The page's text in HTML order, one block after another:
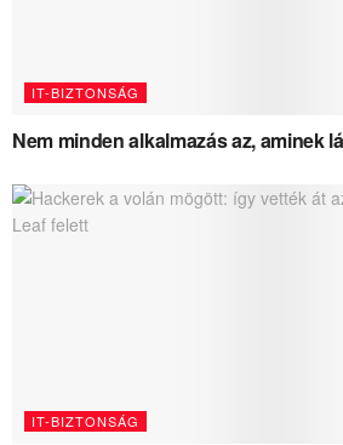
IT-BIZTONSÁG
Nem minden alkalmazás az, aminek
IT-BIZTONSÁG